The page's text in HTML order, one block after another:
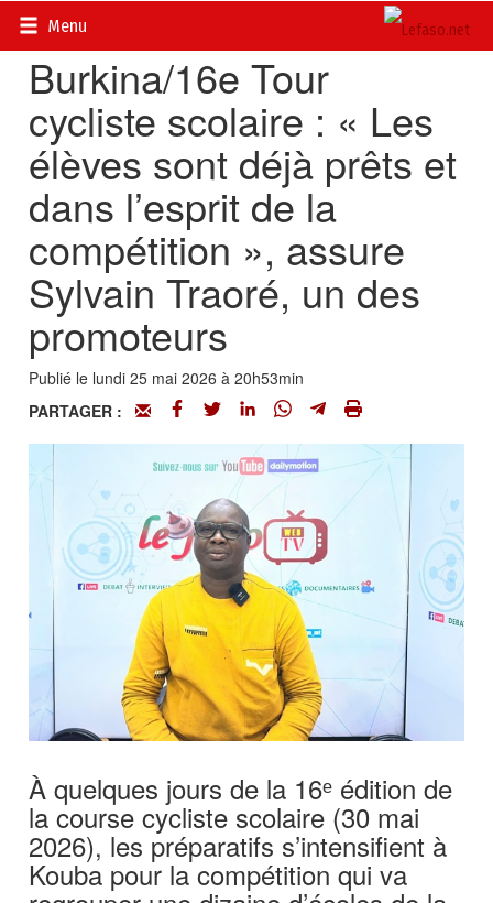
Menu
Accueil>
Burkina/16e Tour
cycliste scolaire : « Les
élèves sont déjà prêts et
dans l’esprit de la
compétition », assure
Sylvain Traoré, un des
promoteurs
Publié le lundi 25 mai 2026 à 20h53min
PARTAGER :
À quelques jours de la 16ᵉ édition de
la course cycliste scolaire (30 mai
2026), les préparatifs s’intensifient à
Kouba pour la compétition qui va